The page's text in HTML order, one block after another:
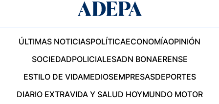
ÚLTIMAS NOTICIASPOLÍTICAECONOMÍAOPINIÓN
SOCIEDADPOLICIALESADN BONAERENSE
ESTILO DE VIDAMEDIOSEMPRESASDEPORTES
DIARIO EXTRAVIDA Y SALUD HOYMUNDO MOTOR